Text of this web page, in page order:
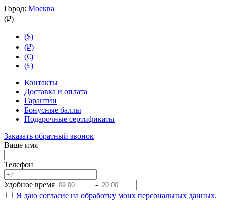
Город: Москва
(₽)
($)
(₽)
(€)
(£)
Контакты
Доставка и оплата
Гарантии
Бонусные баллы
Подарочные сертификаты
Заказать обратный звонок
Ваше имя
Телефон
Удобное время
-
Я даю согласие на обработку моих персональных данных.